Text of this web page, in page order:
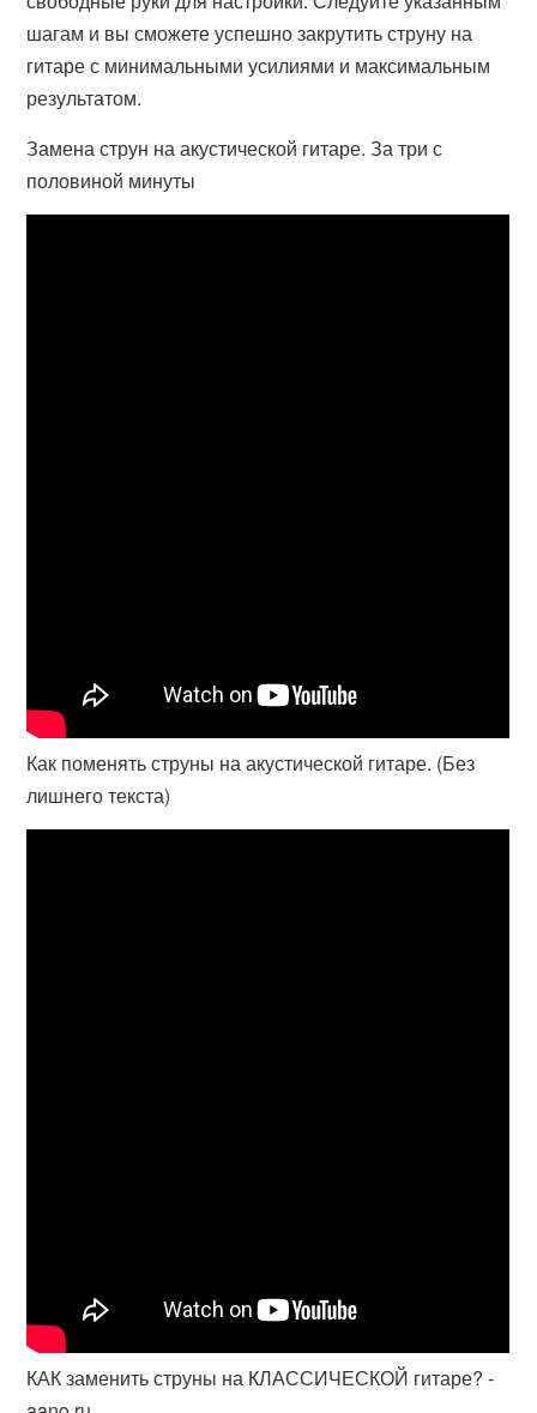
шагам и вы сможете успешно закрутить струну на
гитаре с минимальными усилиями и максимальным
результатом.
Замена струн на акустической гитаре. За три с
половиной минуты
Как поменять струны на акустической гитаре. (Без
лишнего текста)
КАК заменить струны на КЛАССИЧЕСКОЙ гитаре? -